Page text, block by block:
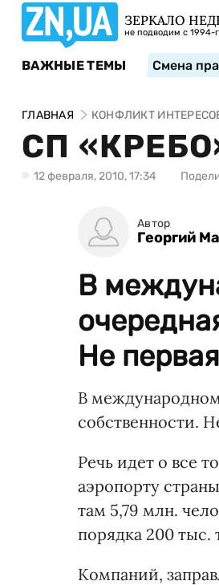
ЗЕРКАЛО
не подводим с 1994-
ВАЖНЫЕ ТЕМЫ Смена
ГЛАВНАЯ КОНФЛИКТ
СП
12 февраля, 2010, 17:34
Автор
Георгий
В
Не
В
собственности.
Речь идет о все
аэропорту
там 5,79 млн.
порядка 200 тыс.
Компаний,